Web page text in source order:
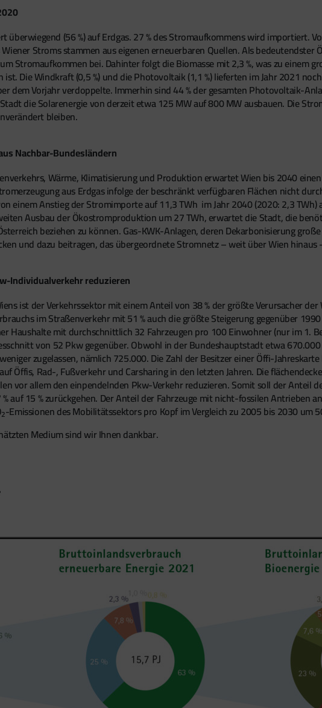
überwiegend (56 %) auf Erdgas. 27 % des Stromaufkommens wird importiert.
Stroms stammen aus eigenen erneuerbaren Quellen. Als
Stromaufkommen bei. Dahinter folgt die Biomasse mit 2,3 %, was zu einem
Die Windkraft (0,5 %) und die Photovoltaik (1,1 %) lieferten im Jahr 2021
dem Vorjahr verdoppelte. Immerhin sind 44 % der gesamten Photovoltaik-
die Solarenergie von derzeit etwa 125 MW auf 800 MW ausbauen. Die
bleiben.
Nachbar-Bundesländern
Wärme, Klimatisierung und Produktion erwartet Wien bis 2040
aus Erdgas infolge der beschränkt verfügbaren Flächen nicht
einem Anstieg der Stromimporte auf 11,3 TWh im Jahr 2040 (2020: 2,3
Ausbau der Ökostromproduktion um 27 TWh, erwartet die Stadt, die
beziehen zu können. Gas-KWK-Anlagen, deren Dekarbonisierung
und dazu beitragen, das übergeordnete Stromnetz – weit über Wien hinaus
Individualverkehr reduzieren
ist der Verkehrssektor mit einem Anteil von 38 % der größte Verursacher
im Straßenverkehr mit 51 % auch die größte Steigerung gegenüber
Haushalte mit durchschnittlich 32 Fahrzeugen pro 100 Einwohner (nur im 1.
von 52 Pkw gegenüber. Obwohl in der Bundeshauptstadt etwa
zugelassen, nämlich 725.000. Die Zahl der Besitzer einer Öffi-
Öffis, Rad-, Fußverkehr und Carsharing in den letzten Jahren. Die
vor allem den einpendelnden Pkw-Verkehr reduzieren. Somit soll der Anteil
auf 15 % zurückgehen. Der Anteil der Fahrzeuge mit nicht-fossilen Antrieben
2-Emissionen des Mobilitätssektors pro Kopf im Vergleich zu 2005 bis 2030 um
Medium sind wir Ihnen dankbar.